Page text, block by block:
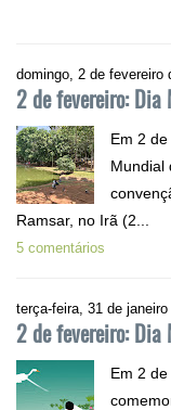
domingo, 2 de fevereiro
2 de fevereiro: Dia
Em 2
Mundial
Ramsar, no Irã (2...
5 comentários
terça-feira, 31 de
2 de fevereiro: Dia
Em 2